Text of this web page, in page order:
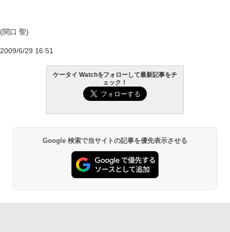
(関口 聖)
2009/6/29 16:51
ケータイ Watchをフォローして最新記事をチ
ェック！
Google 検索で当サイトの記事を優先表示させる